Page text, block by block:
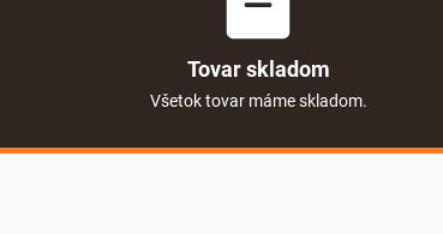
Tovar skladom
Všetok tovar máme skladom.